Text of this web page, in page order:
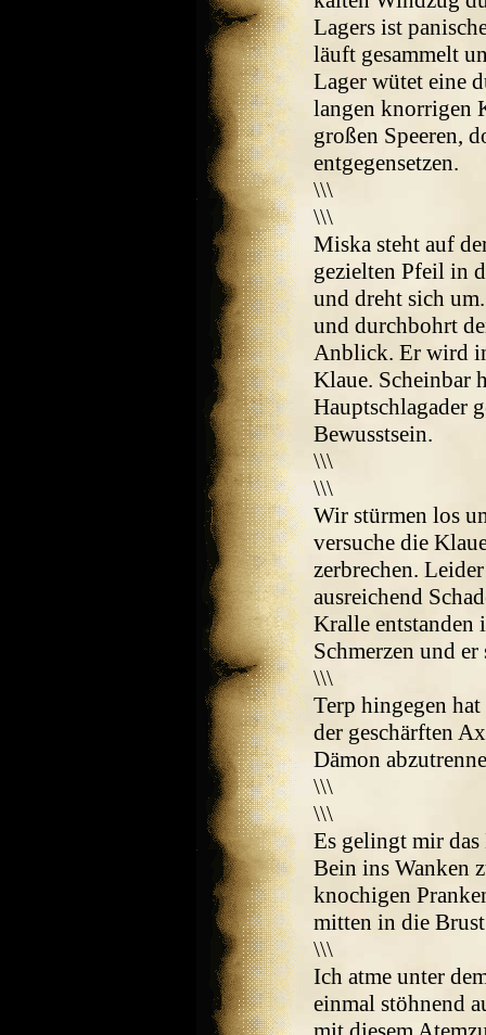
Lagers ist
läuft gesammelt
Lager wütet eine
langen knorrigen
großen Speeren,
entgegensetzen.
\\\
\\\
Miska steht auf
gezielten Pfeil in
und dreht sich
und durchbohrt
Anblick. Er wird
Klaue. Scheinbar
Hauptschlagader
Bewusstsein.
\\\
\\\
Wir stürmen los
versuche die
zerbrechen.
ausreichend
Kralle entstanden
Schmerzen und
\\\
Terp hingegen
der geschärften
Dämon
\\\
\\\
Es gelingt mir das
Bein ins Wanken
knochigen
mitten in die
\\\
Ich atme unter
einmal stöhnend